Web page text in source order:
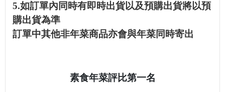
5.如訂單內同時有即時出貨以及預購出貨將以預
購出貨為準
訂單中其他非年菜商品亦會與年菜同時寄出
素食年菜評比第一名